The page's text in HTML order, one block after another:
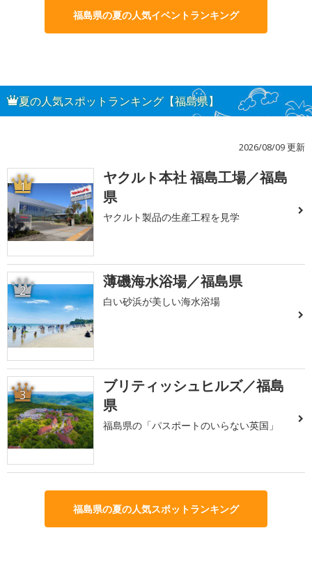
福島県の夏の人気イベントランキング
夏の人気スポットランキング【福島県】
2026/08/09 更新
1
ヤクルト本社 福島工場／福島
県
ヤクルト製品の生産工程を見学
2 薄磯海水浴場／福島県
白い砂浜が美しい海水浴場
3
ブリティッシュヒルズ／福島
県
福島県の「パスポートのいらない英国」
福島県の夏の人気スポットランキング